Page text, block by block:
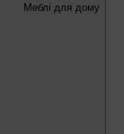
Меблі для дому